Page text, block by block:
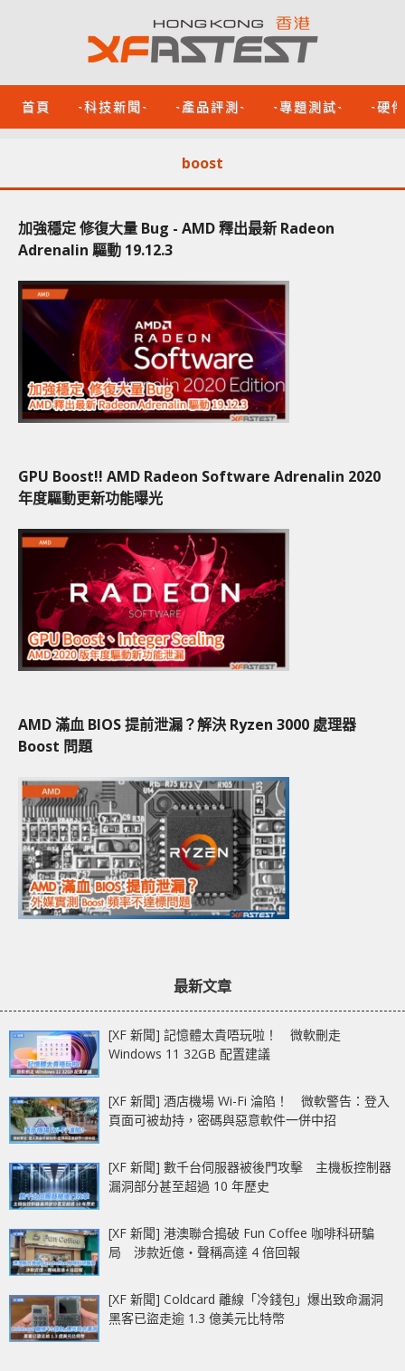
首頁 -科技新聞- -產品評測- -專題測試- -硬
boost
加強穩定 修復大量 Bug - AMD 釋出最新 Radeon
Adrenalin 驅動 19.12.3
GPU Boost!! AMD Radeon Software Adrenalin 2020
年度驅動更新功能曝光
AMD 滿血 BIOS 提前泄漏？解決 Ryzen 3000 處理器
Boost 問題
最新文章
[XF 新聞] 記憶體太貴唔玩啦！ 微軟刪走
Windows 11 32GB 配置建議
[XF 新聞] 酒店機場 Wi-Fi 淪陷！ 微軟警告：登入
頁面可被劫持，密碼與惡意軟件一併中招
[XF 新聞] 數千台伺服器被後門攻擊 主機板控制器
漏洞部分甚至超過 10 年歷史
[XF 新聞] 港澳聯合搗破 Fun Coffee 咖啡科研騙
局 涉款近億‧聲稱高達 4 倍回報
[XF 新聞] Coldcard 離線「冷錢包」爆出致命漏洞
黑客已盜走逾 1.3 億美元比特幣